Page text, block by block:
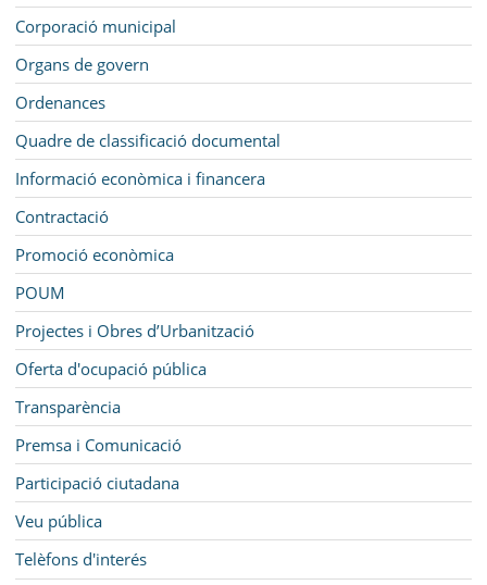
SEU ELECTRÒNICA
BELL-LLOC SOLUCIONA
Corporació municipal
Organs de govern
Ordenances
Quadre de classificació documental
Informació econòmica i financera
Contractació
Promoció econòmica
POUM
Projectes i Obres d’Urbanització
Oferta d'ocupació pública
Transparència
Premsa i Comunicació
Participació ciutadana
Veu pública
Telèfons d'interés